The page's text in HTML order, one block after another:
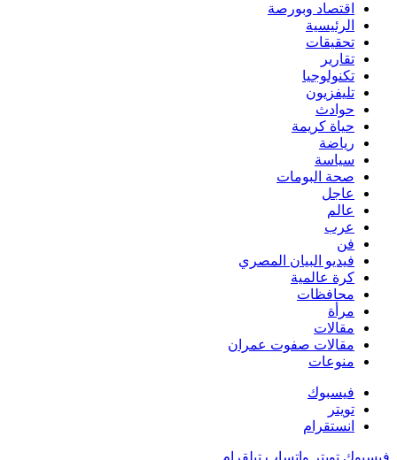
اقتصاد وبورصة
الرئيسية
تحقيقات
تقارير
تكنولوجيا
تليفزيون
حوادث
حياة كريمة
رياضة
سياسة
صحة البومات
عاجل
عالم
عرب
فن
فيديو البيان المصري
كرة عالمية
محافظات
مرأة
مقالات
مقالات صفوت عمران
منوعات
فيسبوك
تويتر
انستقرام